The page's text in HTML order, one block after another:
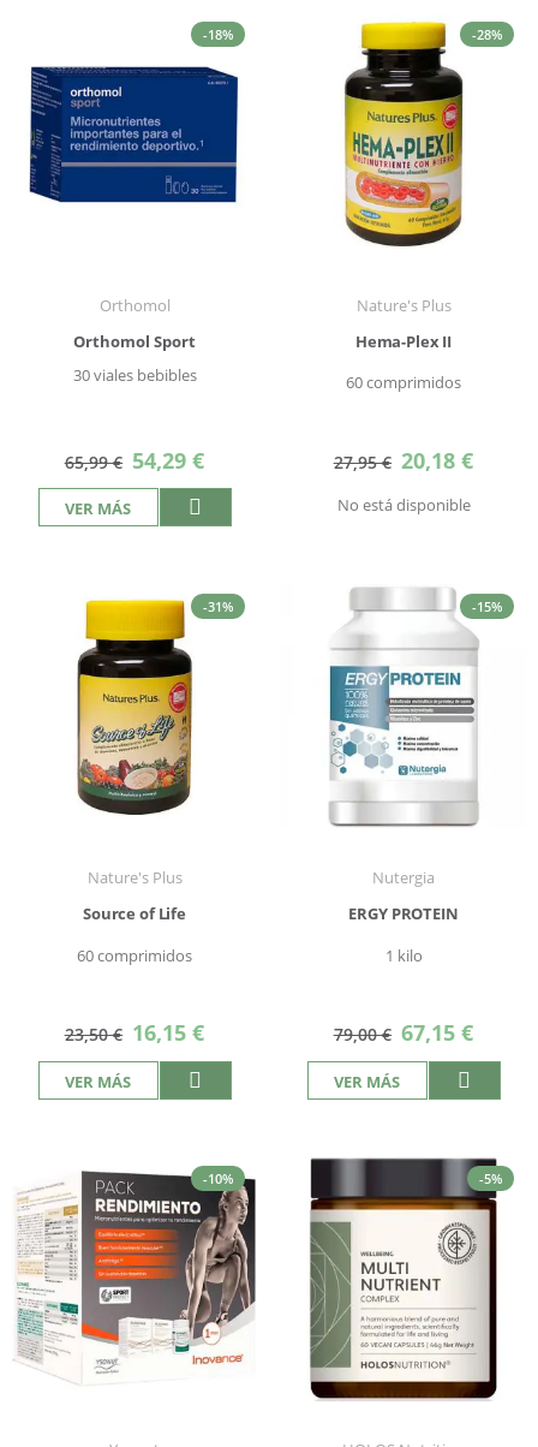
-18%
Orthomol
Orthomol Sport
30 viales bebibles
65,99 € Precio
especial
54,29 €
VER MÁS
-28%
Nature's Plus
Hema-Plex II
60 comprimidos
27,95 € Precio
especial
20,18 €
No está disponible
-31%
Nature's Plus
Source of Life
60 comprimidos
23,50 € Precio
especial
16,15 €
VER MÁS
-15%
Nutergia
ERGY PROTEIN
1 kilo
79,00 € Precio
especial
67,15 €
VER MÁS
-10% -5%